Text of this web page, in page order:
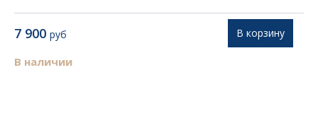
7 900 руб
В наличии
В корзину